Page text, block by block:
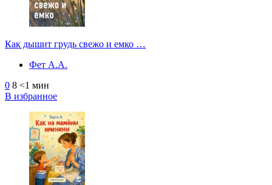
Как дышит грудь свежо и емко …
Фет А.А.
0 8 <1 мин
В избранное